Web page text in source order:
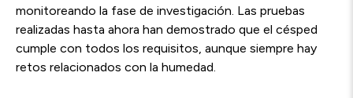
monitoreando la fase de investigación. Las pruebas
realizadas hasta ahora han demostrado que el césped
cumple con todos los requisitos, aunque siempre hay
retos relacionados con la humedad.